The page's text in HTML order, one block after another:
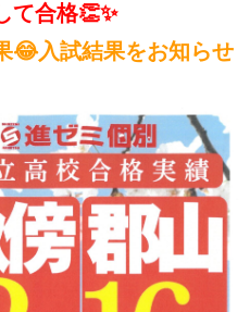
て合格👏✨
😂入試結果をお知らせ